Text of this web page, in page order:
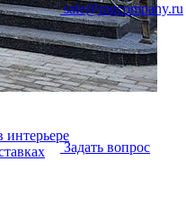
интерьере
sale@mgcompany.ru
Задать вопрос